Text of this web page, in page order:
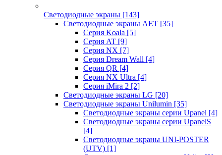
Светодиодные экраны [143]
Светодиодные экраны AET [35]
Cерия Koala [5]
Серия AT [9]
Серия NX [7]
Серия Dream Wall [4]
Серия QR [4]
Серия NX Ultra [4]
Серия iMira 2 [2]
Светодиодные экраны LG [20]
Светодиодные экраны Unilumin [35]
Светодиодные экраны серии Upanel [4]
Светодиодные экраны серии UpanelS
[4]
Светодиодные экраны UNI-POSTER
(UTV) [1]